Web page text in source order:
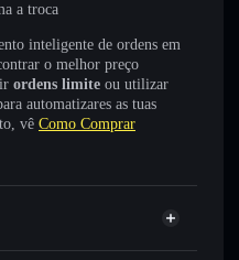
a troca
inteligente de ordens em
o melhor preço
ordens limite ou utilizar
automatizares as tuas
vê Como Comprar